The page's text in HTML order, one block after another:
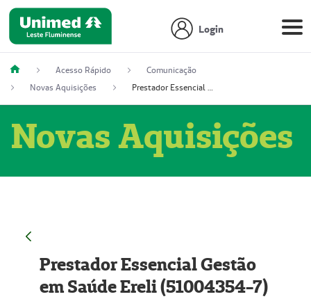
Login
Acesso Rápido
Comunicação
Novas Aquisições
Prestador Essencial Gestão em Saúde Ereli (51004354-7)
Novas Aquisições
Prestador Essencial Gestão
em Saúde Ereli (51004354-7)